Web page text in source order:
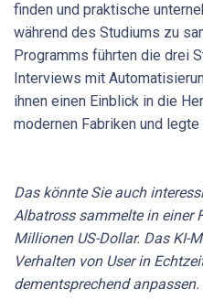
finden und praktische
während des Studiums zu
Programms führten die drei
Interviews mit
ihnen einen Einblick in die
modernen Fabriken und
Das könnte Sie auch
Albatross sammelte in einer
Millionen US-Dollar. Das KI-
Verhalten von User in
dementsprechend anpassen.